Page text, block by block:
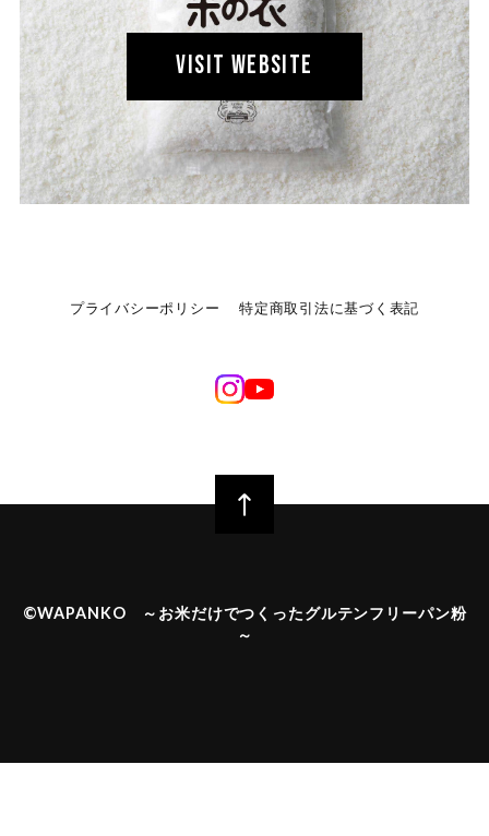
VISIT WEBSITE
プライバシーポリシー 特定商取引法に基づく表記
©︎WAPANKO ～お米だけでつくったグルテンフリーパン粉
～